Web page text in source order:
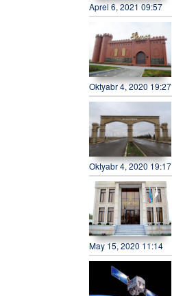
Aprel 6, 2021 09:57
Oktyabr 4, 2020 19:27
Oktyabr 4, 2020 19:17
May 15, 2020 11:14